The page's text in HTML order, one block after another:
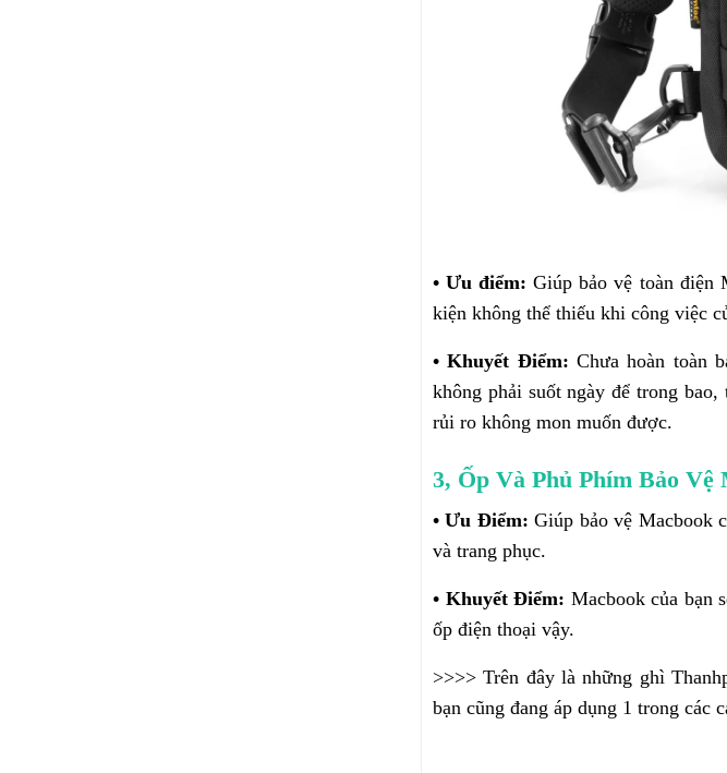
• Ưu điểm: Giúp bảo vệ toàn điện
kiện không thể thiếu khi công việc
• Khuyết Điểm: Chưa hoàn toàn
không phải suốt ngày để trong
rủi ro không mon muốn được.
3, Ốp Và Phủ Phím Bảo Vệ
• Ưu Điểm: Giúp bảo vệ Macbook
và trang phục.
• Khuyết Điểm: Macbook của bạn
ốp điện thoại vậy.
>>>> Trên đây là những ghì
bạn cũng đang áp dụng 1 trong các